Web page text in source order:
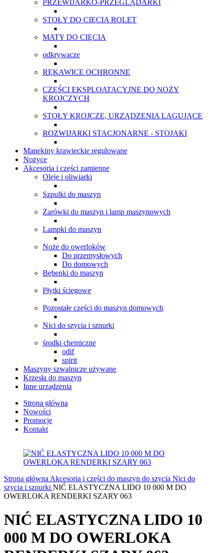
PRZEWIJARKO-PRZEGLĄDARKI
STOŁY DO CIĘCIA ROLET
MATY DO CIĘCIA
odkrywacze
RĘKAWICE OCHRONNE
CZĘŚCI EKSPLOATACYJNE DO NOŻY
KROJCZYCH
STOŁY KROJCZE, URZĄDZENIA LAGUJĄCE
ROZWIJARKI STACJONARNE - STOJAKI
Manekiny krawieckie regulowane
Nożyce
Akcesoria i części zamienne
Oleje i oliwiarki
Szpulki do maszyn
Żarówki do maszyn i lamp maszynowych
Lampki do maszyn
Noże do owerloków
Do przemysłowych
Do domowych
Bębenki do maszyn
Płytki ściegowe
Pozostałe części do maszyn domowych
Nici do szycia i sznurki
środki chemiczne
odif
spirit
Maszyny szwalnicze używane
Krzesła do maszyn
Inne urządzenia
Strona główna
Nowości
Promocje
Kontakt
Strona główna Akcesoria i części do maszyn do szycia Nici do
szycia i sznurki NIĆ ELASTYCZNA LIDO 10 000 M DO
OWERLOKA RENDERKI SZARY 063
NIĆ ELASTYCZNA LIDO 10
000 M DO OWERLOKA